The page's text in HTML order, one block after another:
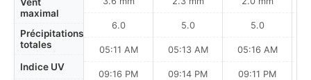
maximal
Précipitations
totales
Indice UV
6.0
05:11 AM
09:16 PM
5.0
05:13 AM
09:14 PM
5.0
05:16 AM
09:11 PM